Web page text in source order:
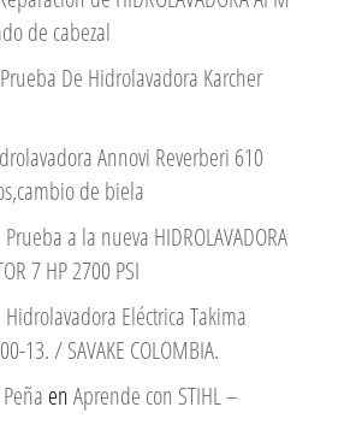
de cabezal
Prueba De Hidrolavadora Karcher
Annovi Reverberi 610
de biela
Prueba a la nueva HIDROLAVADORA
7 HP 2700 PSI
Hidrolavadora Eléctrica Takima
13. / SAVAKE COLOMBIA.
enAprende con STIHL –